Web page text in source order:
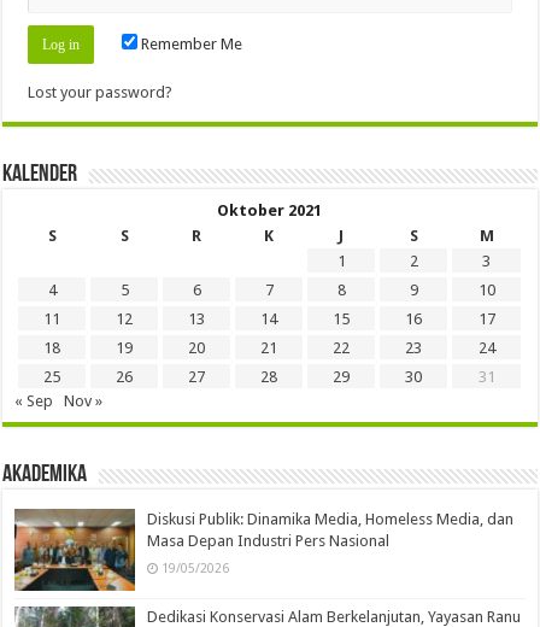
Remember Me
Lost your password?
Kalender
Oktober 2021
S
S R K J S
M
1
2
3
4
5 6 7 8 9
10
11
12 13 14 15 16
17
18
19 20 21 22 23
24
25
26 27 28 29 30
31
« Sep
Nov »
Akademika
Diskusi Publik: Dinamika Media, Homeless Media, dan
Masa Depan Industri Pers Nasional
19/05/2026
Dedikasi Konservasi Alam Berkelanjutan, Yayasan Ranu